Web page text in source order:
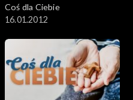
Coś dla Ciebie
16.01.2012